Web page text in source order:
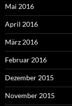
Mai 2016
April 2016
März 2016
Februar 2016
Dezember 2015
November 2015